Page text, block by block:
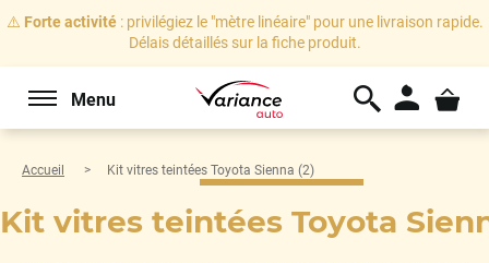
⚠️ Forte activité: privilégiez le "mètre linéaire" pour une livraison rapide.
Délais détaillés sur la fiche produit.
Menu
Accueil Kit vitres teintées Toyota Sienna (2)
Kit vitres teintées Toyota